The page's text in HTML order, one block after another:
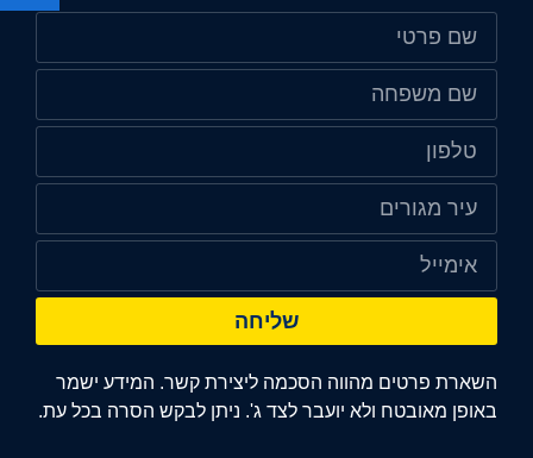
שליחה
השארת פרטים מהווה הסכמה ליצירת קשר. המידע ישמר
באופן מאובטח ולא יועבר לצד ג'. ניתן לבקש הסרה בכל עת.